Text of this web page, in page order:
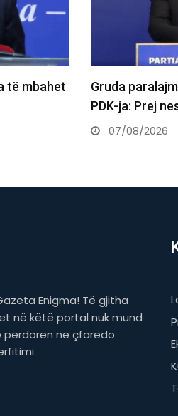
te
Besnik Tahiri:
Kuvendit janë
07/08/2026
Enigma! Të gjitha
në këtë portal nuk mund
në çfarëdo